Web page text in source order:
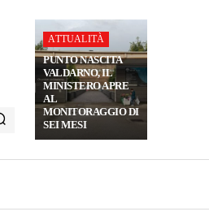
ATTUALITÀ
PUNTO NASCITA
VALDARNO, IL
MINISTERO APRE
AL
MONITORAGGIO DI
SEI MESI